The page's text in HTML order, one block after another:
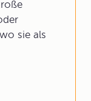
sie als